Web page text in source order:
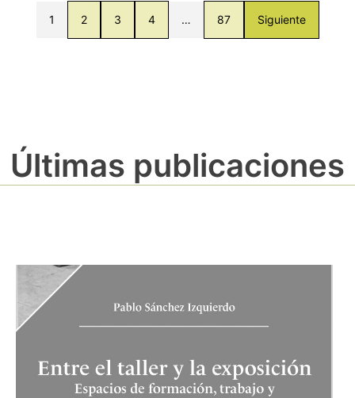
1 2 3 4 … 87 Siguiente
Últimas publicaciones